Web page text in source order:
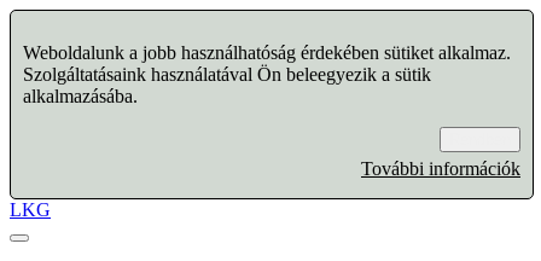
Weboldalunk a jobb használhatóság érdekében sütiket alkalmaz.
Szolgáltatásaink használatával Ön beleegyezik a sütik
alkalmazásába.
További információk
LKG